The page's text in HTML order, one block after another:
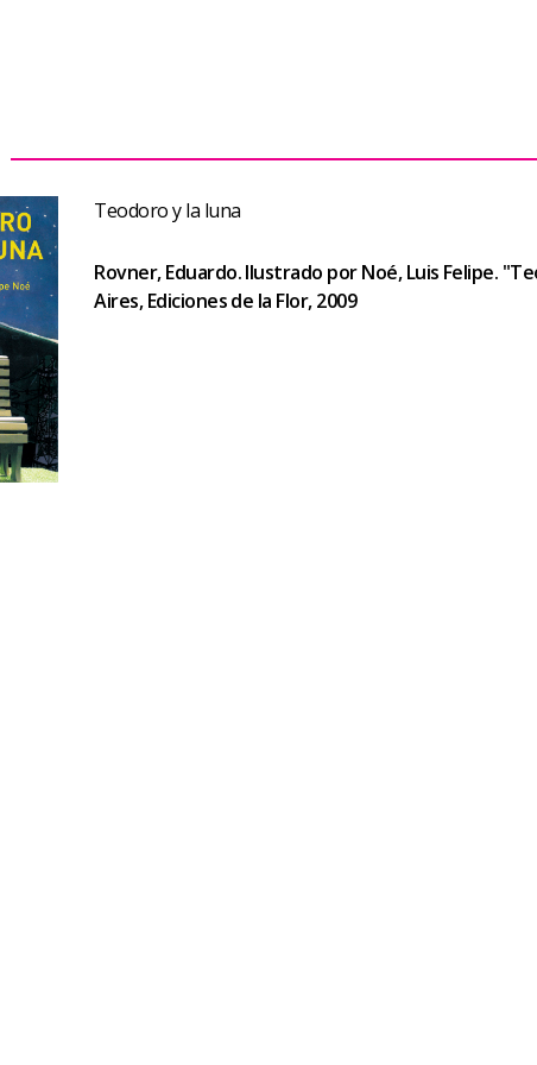
Teodoro y la luna
Rovner, Eduardo. Ilustrado por Noé, Luis Felipe.
Aires, Ediciones de la Flor, 2009